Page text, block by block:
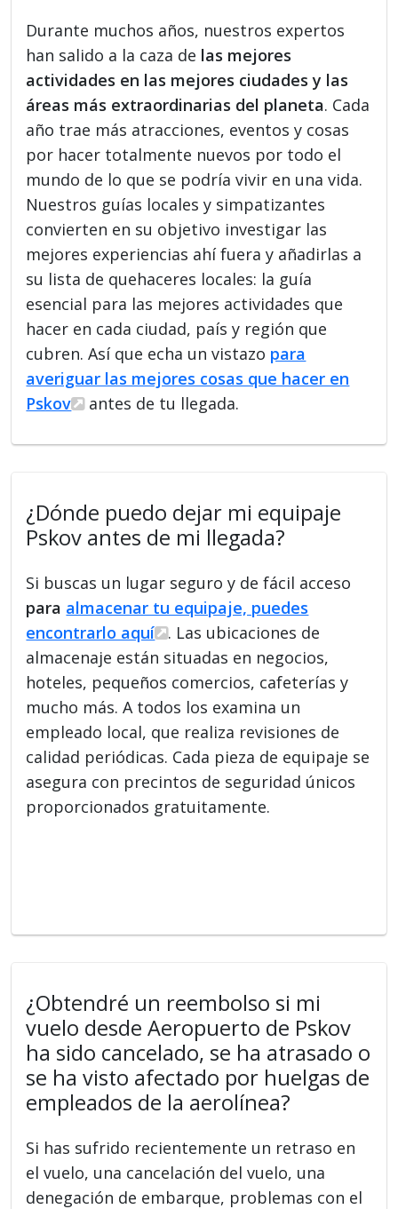
Durante muchos años, nuestros expertos
han salido a la caza de las mejores
actividades en las mejores ciudades y las
áreas más extraordinarias del planeta. Cada
año trae más atracciones, eventos y cosas
por hacer totalmente nuevos por todo el
mundo de lo que se podría vivir en una vida.
Nuestros guías locales y simpatizantes
convierten en su objetivo investigar las
mejores experiencias ahí fuera y añadirlas a
su lista de quehaceres locales: la guía
esencial para las mejores actividades que
hacer en cada ciudad, país y región que
cubren. Así que echa un vistazo para
averiguar las mejores cosas que hacer en
Pskov
antes de tu llegada.
¿Dónde puedo dejar mi equipaje
Pskov antes de mi llegada?
Si buscas un lugar seguro y de fácil acceso
para almacenar tu equipaje, puedes
encontrarlo aquí
. Las ubicaciones de
almacenaje están situadas en negocios,
hoteles, pequeños comercios, cafeterías y
mucho más. A todos los examina un
empleado local, que realiza revisiones de
calidad periódicas. Cada pieza de equipaje se
asegura con precintos de seguridad únicos
proporcionados gratuitamente.
¿Obtendré un reembolso si mi
vuelo desde Aeropuerto de Pskov
ha sido cancelado, se ha atrasado o
se ha visto afectado por huelgas de
empleados de la aerolínea?
Si has sufrido recientemente un retraso en
el vuelo, una cancelación del vuelo, una
denegación de embarque, problemas con el